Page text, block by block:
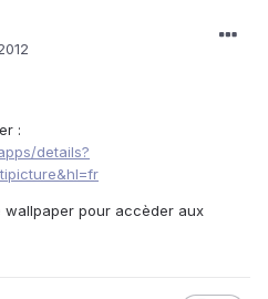
:
details?
wallpaper pour accèder aux